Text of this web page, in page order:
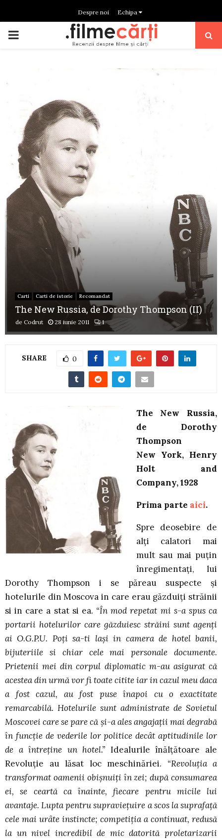
Despre noi Echipa
PRIMARY
Carti Carti de istorie Recomandat
The New Russia, de Dorothy Thompson (II)
de Codrut 28 iunie 2011 1
SHARE 0
The New Russia,
de Dorothy
Thompson
New York, Henry
Holt and
Company, 1928
Prima parte aici.
Spre deosebire de
alţi calatori mai
mult sau mai puţin
înregimentaţi, lui
Dorothy Thompson i se păreau suspecte şi
hotelurile din Moscova in care erau găzduiţi străinii
si in care a stat si ea. “În mod repetat mi s-a spus ca
portarii hotelurilor care găzduiesc străini sunt agenţi
ai O.G.P.U. Poţi sa-ti laşi in camera de hotel banii,
bijuteriile si chiar cele mai personale documente.
Prietenii mei din corpul diplomatic m-au asigurat că
acestea din urmă vor fi toate citite iar in cazul meu daca
a fost cazul, au fost puse înapoi cu o exactitate
remarcabilă. Hotelurile sunt administrate de Sovietul
Moscovei care se pare că şi-a ales angajaţii mai degrabă
în funcţie de vederile lor politice decât aptitudinile lor
de a întreţine un hotel.” Idealurile înălţătoare ale
Revoluţie au lăsat loc meschinăriei. “Revoluţia a
transformat oamenii obişnuiţi în zei; după consumarea
ei, se ceartă ca înainte, fiecare pentru micile lui
avantaje. Lupta pentru supravieţuire a scos la suprafaţă
cele mai urâte instincte; competiţia a continuat, redusă
la un nivel incredibil de mic datorită proletarizarii